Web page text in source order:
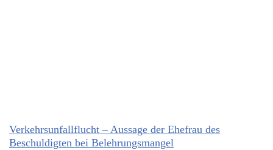
Verkehrsunfallflucht – Aussage der Ehefrau des
Beschuldigten bei Belehrungsmangel